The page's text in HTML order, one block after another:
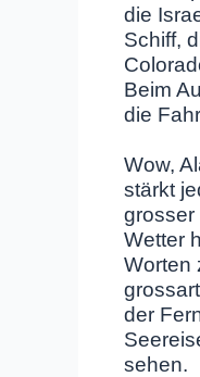
die
Schiff,
Beim
die
Wow,
stärkt
grosser
Wetter
Worten
der
sehen.